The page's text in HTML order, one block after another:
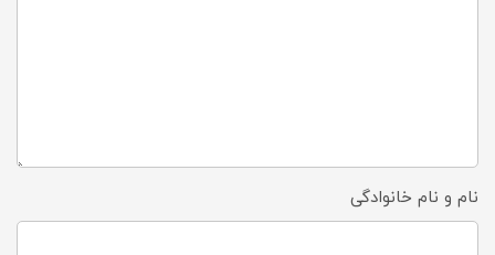
نام و نام خانوادگی